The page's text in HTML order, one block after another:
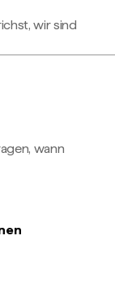
wir sind
wann